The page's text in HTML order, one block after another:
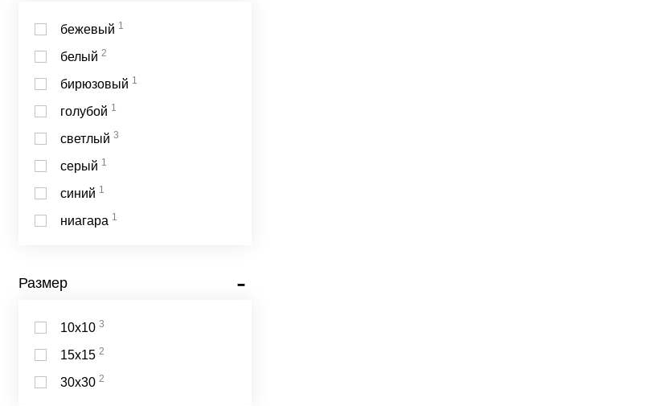
бежевый 1
белый 2
бирюзовый 1
голубой 1
светлый 3
серый 1
синий 1
ниагара 1
Размер
10х10 3
15х15 2
30х30 2